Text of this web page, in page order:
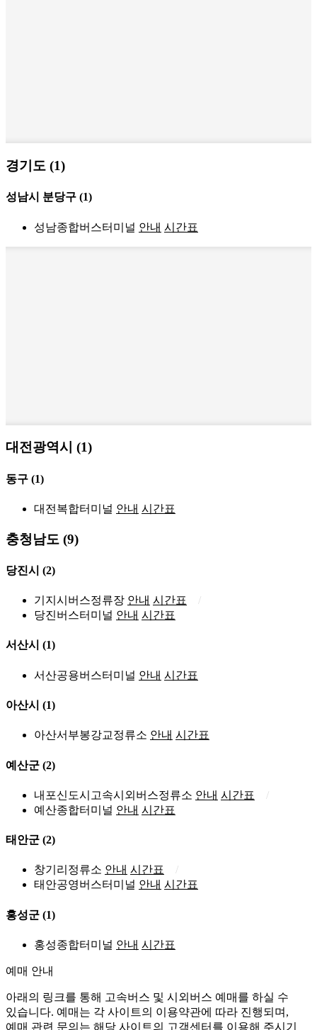
경기도 (1)
성남시 분당구 (1)
성남종합버스터미널 안내 시간표
대전광역시 (1)
동구 (1)
대전복합터미널 안내 시간표
충청남도 (9)
당진시 (2)
기지시버스정류장 안내 시간표
당진버스터미널 안내 시간표
서산시 (1)
서산공용버스터미널 안내 시간표
아산시 (1)
아산서부봉강교정류소 안내 시간표
예산군 (2)
내포신도시고속시외버스정류소 안내 시간표
예산종합터미널 안내 시간표
태안군 (2)
창기리정류소 안내 시간표
태안공영버스터미널 안내 시간표
홍성군 (1)
홍성종합터미널 안내 시간표
예매 안내
아래의 링크를 통해 고속버스 및 시외버스 예매를 하실 수
있습니다. 예매는 각 사이트의 이용약관에 따라 진행되며,
예매 관련 문의는 해당 사이트의 고객센터를 이용해 주시기